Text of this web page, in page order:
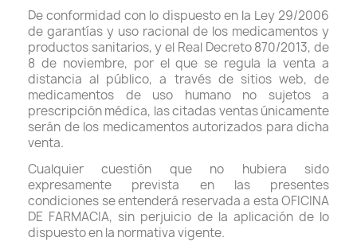
De conformidad con lo dispuesto en la Ley 29/2006
de garantías y uso racional de los medicamentos y
productos sanitarios, y el Real Decreto 870/2013, de
8 de noviembre, por el que se regula la venta a
distancia al público, a través de sitios web, de
medicamentos de uso humano no sujetos a
prescripción médica, las citadas ventas únicamente
serán de los medicamentos autorizados para dicha
venta.
Cualquier cuestión que no hubiera sido
expresamente prevista en las presentes
condiciones se entenderá reservada a esta OFICINA
DE FARMACIA, sin perjuicio de la aplicación de lo
dispuesto en la normativa vigente.